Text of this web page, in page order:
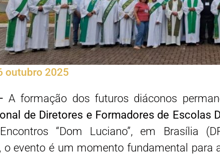
outubro 2025
A formação dos futuros diáconos
de Diretores e Formadores de Escolas
“Dom Luciano”, em Brasília
o evento é um momento fundamental